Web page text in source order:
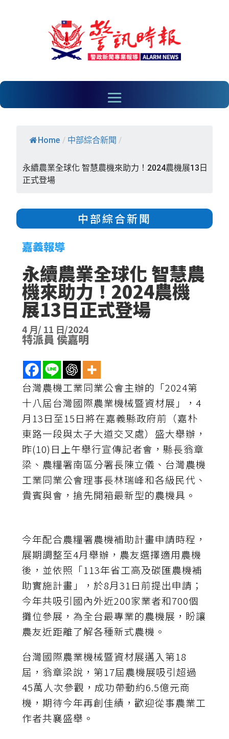
Home / 中部綜合新聞 /
永續農業全球化 智慧農機來助力！2024農機展13日
正式登場
中部綜合新聞
嘉義報導
永續農業全球化 智慧農
機來助力！2024農機
展13日正式登場
4 月/ 11 日/2024
特派員 侯嘉明
台灣農機工業同業公會主辦的「2024第
十八屆台灣國際農業機械暨資材展」，4
月13日至15日將在嘉義縣政府前（嘉朴
東路一段與太子大道交叉處）盛大舉辦，
昨(10)日上午舉行宣傳記者會，縣長翁章
梁、農糧署南區分署長陳立儀、台灣農機
工業同業公會理事長林瑞峰和各級民代、
貴賓與會，搶先開箱最新型的農機具。
今年配合農糧署農機補助計畫申請時程，
展期調整至4月舉辦，農友選擇適用農機
後，並依照「113年省工高及碳匯農機補
助實施計畫」，於8月31日前提出申請；
今年共吸引國內外近200家業者和700個
攤位參展，為全台最專業的農機展，盼讓
農友近距離了解各種新式農機。
台灣國際農業機械暨資材展邁入第18
屆，翁章梁說，第17屆農機展吸引超過
45萬人次參觀，成功帶動約6.5億元商
機，期待今年再創佳績，歡迎從事農業工
作者共襄盛舉。